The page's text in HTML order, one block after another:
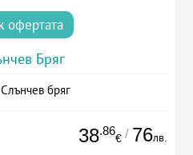
офертата
Бряг
бряг
38.86
€ / 76лв.